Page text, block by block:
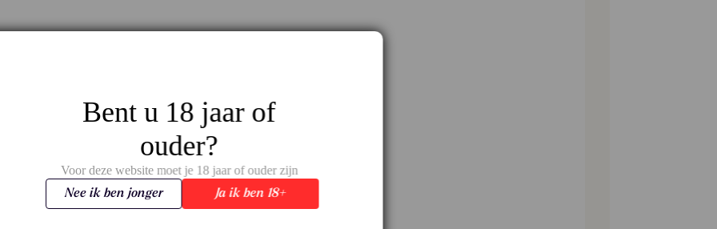
Bent u 18 jaar of
ouder?
Voor deze website moet je 18 jaar of ouder zijn
Ja ik ben 18+
Nee ik ben jonger